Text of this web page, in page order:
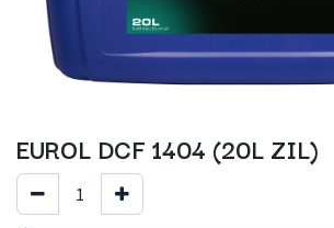
EUROL DCF 1404 (20L ZIL)